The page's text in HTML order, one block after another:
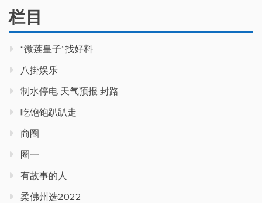
栏目
“微莲皇子”找好料
八掛娱乐
制水停电 天气预报 封路
吃饱饱趴趴走
商圈
圈一
有故事的人
柔佛州选2022